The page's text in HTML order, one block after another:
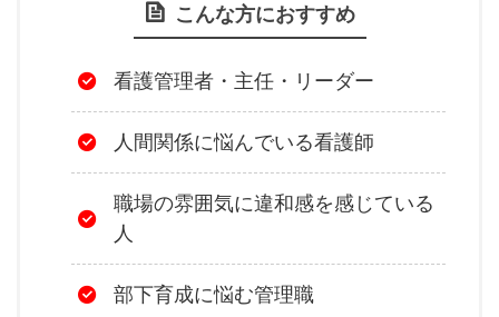
こんな方におすすめ
看護管理者・主任・リーダー
人間関係に悩んでいる看護師
職場の雰囲気に違和感を感じている
人
部下育成に悩む管理職